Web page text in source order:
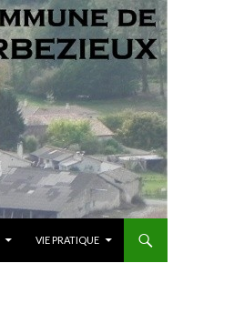
VIE PRATIQUE